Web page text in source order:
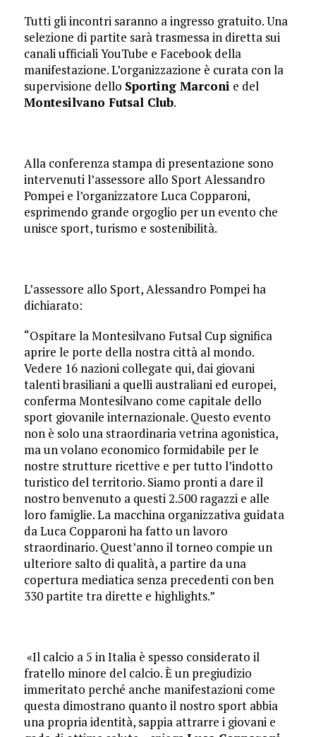
Tutti gli incontri saranno a ingresso gratuito. Una
selezione di partite sarà trasmessa in diretta sui
canali ufficiali YouTube e Facebook della
manifestazione. L’organizzazione è curata con la
supervisione dello Sporting Marconi e del
Montesilvano Futsal Club.
Alla conferenza stampa di presentazione sono
intervenuti l’assessore allo Sport Alessandro
Pompei e l’organizzatore Luca Copparoni,
esprimendo grande orgoglio per un evento che
unisce sport, turismo e sostenibilità.
L’assessore allo Sport, Alessandro Pompei ha
dichiarato:
“Ospitare la Montesilvano Futsal Cup significa
aprire le porte della nostra città al mondo.
Vedere 16 nazioni collegate qui, dai giovani
talenti brasiliani a quelli australiani ed europei,
conferma Montesilvano come capitale dello
sport giovanile internazionale. Questo evento
non è solo una straordinaria vetrina agonistica,
ma un volano economico formidabile per le
nostre strutture ricettive e per tutto l’indotto
turistico del territorio. Siamo pronti a dare il
nostro benvenuto a questi 2.500 ragazzi e alle
loro famiglie. La macchina organizzativa guidata
da Luca Copparoni ha fatto un lavoro
straordinario. Quest’anno il torneo compie un
ulteriore salto di qualità, a partire da una
copertura mediatica senza precedenti con ben
330 partite tra dirette e highlights.”
​ «Il calcio a 5 in Italia è spesso considerato il
fratello minore del calcio. È un pregiudizio
immeritato perché anche manifestazioni come
questa dimostrano quanto il nostro sport abbia
una propria identità, sappia attrarre i giovani e